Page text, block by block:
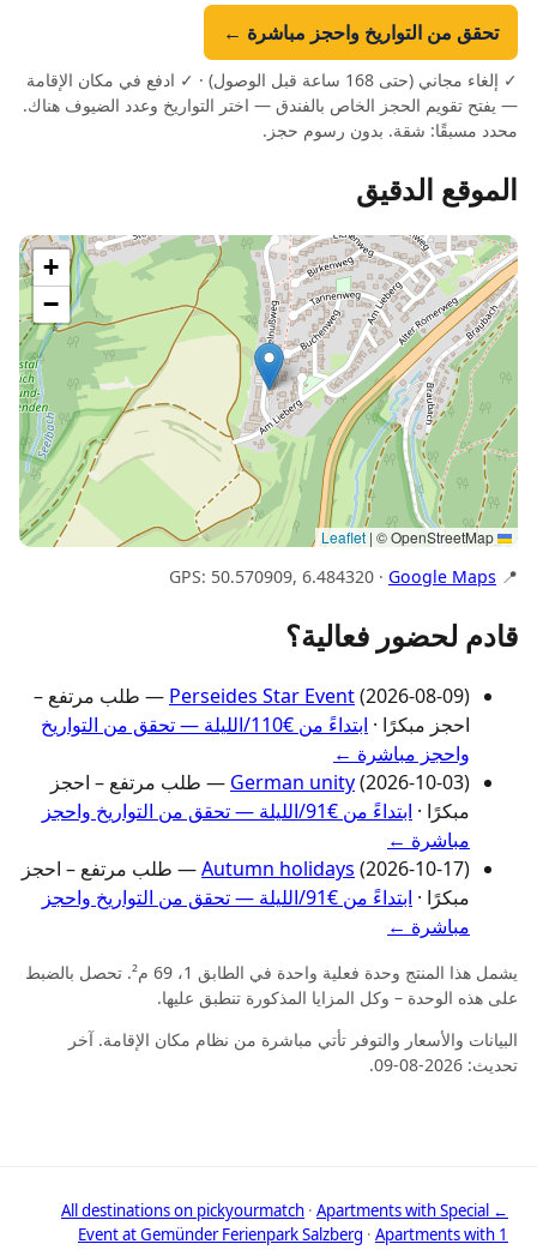
تحقق من التواريخ واحجز مباشرة ←
✓ إلغاء مجاني (حتى 168 ساعة قبل الوصول) · ✓ ادفع في مكان الإقامة
— يفتح تقويم الحجز الخاص بالفندق — اختر التواريخ وعدد الضيوف هناك.
محدد مسبقًا: شقة. بدون رسوم حجز.
الموقع الدقيق
+
−
| © OpenStreetMap
📍 GPS: 50.570909, 6.484320 ·
Google Maps
قادم لحضور فعالية؟
Perseides Star Event (2026-08-09) — طلب مرتفع –
احجز مبكرًا ·
ابتداءً من €110/الليلة — تحقق من التواريخ
واحجز مباشرة ←
German unity (2026-10-03) — طلب مرتفع – احجز
مبكرًا ·
ابتداءً من €91/الليلة — تحقق من التواريخ واحجز
مباشرة ←
Autumn holidays(2026-10-17) — طلب مرتفع – احجز
مبكرًا ·
ابتداءً من €91/الليلة — تحقق من التواريخ واحجز
مباشرة ←
يشمل هذا المنتج وحدة فعلية واحدة في الطابق 1، 69 م². تحصل بالضبط
على هذه الوحدة – وكل المزايا المذكورة تنطبق عليها.
البيانات والأسعار والتوفر تأتي مباشرة من نظام مكان الإقامة. آخر
تحديث: 2026-08-09.
← All destinations on pickyourmatch
· Apartments with Special
Event at Gemünder Ferienpark Salzberg · Apartments with 1